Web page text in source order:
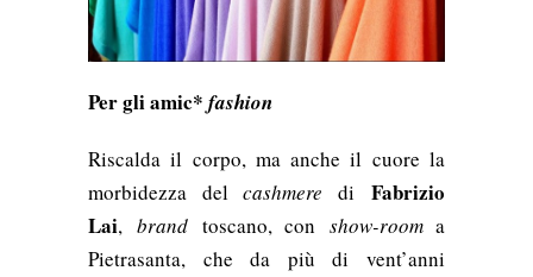
Per gli amic* fashion
Riscalda il corpo, ma anche il cuore la
morbidezza del cashmere di Fabrizio
Lai, brand toscano, con show-room a
Pietrasanta, che da più di vent’anni